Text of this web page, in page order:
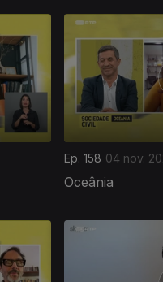
Ep. 158 04 nov.
Oceânia